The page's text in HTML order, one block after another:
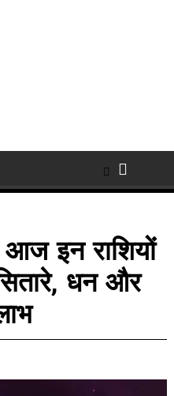
इन राशियों
धन और